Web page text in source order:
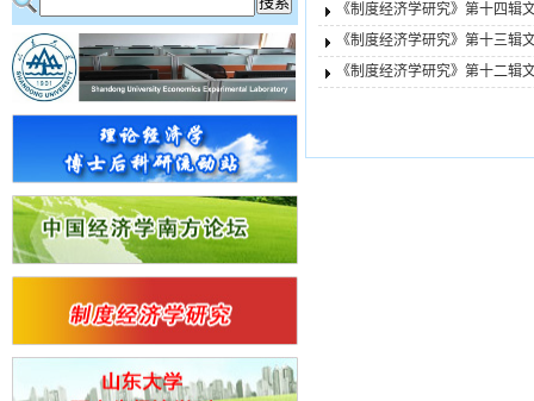
《制度经济学研究》第十四辑
《制度经济学研究》第十三辑
《制度经济学研究》第十二辑